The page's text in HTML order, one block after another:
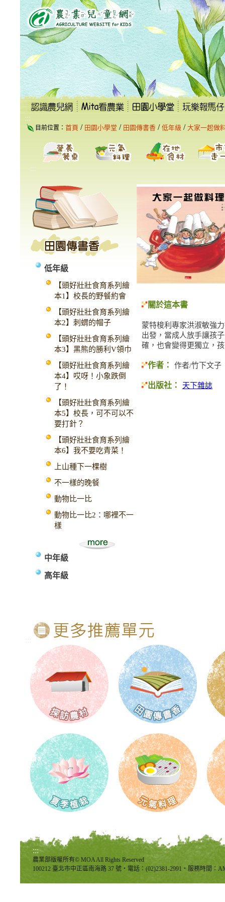
跳
到
主
要
內
容
區
塊
:::
目前位置： 首頁 / 田園小學堂 / 田園傳書香 / 低年級 / 大家一起做
:::
低年級
【頭好壯壯食育系列繪
本1】校長的野餐約會
【頭好壯壯食育系列繪
本2】刺蝟的帽子
【頭好壯壯食育系列繪
本3】黑熊的勝利V領巾
【頭好壯壯食育系列繪
本4】哎呀！小象跌倒
了！
【頭好壯壯食育系列繪
本5】校長，可不可以不
要打針？
【頭好壯壯食育系列繪
本6】我不要吃青菜！
上山種下一棵樹
不一樣的晚餐
動物比一比
動物比一比2：哪裡不一
樣
中年級
高年級
關於這本書
蒙特梭利專家洪淑敏強
出發，當成人放手讓孩
確，也會變得更獨立，
作者： 作者/竹下文子
出版社： 天下雜誌
:::
農業部版權所有© MOA All Rights Reserved
100212 臺北市中正區南海路 37 號‧電話：(02)2381-2991‧服務時間：